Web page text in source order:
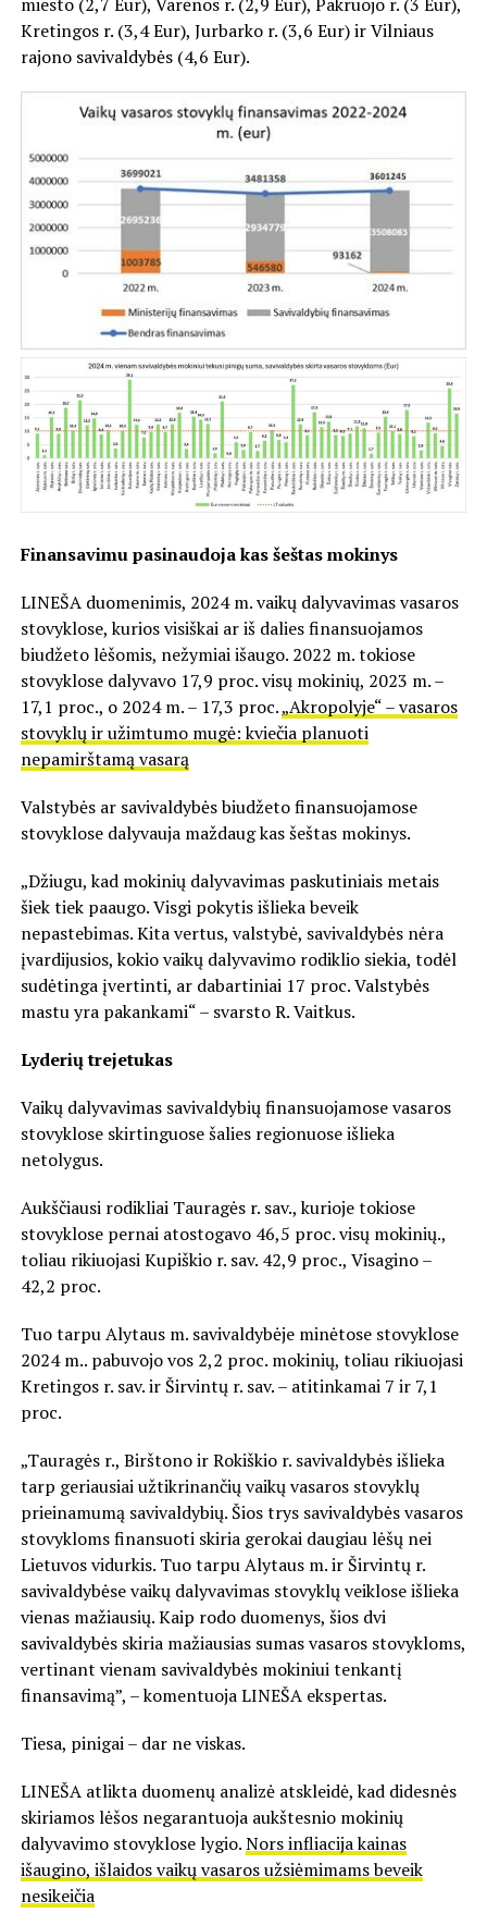
Kretingos r. (3,4 Eur), Jurbarko r. (3,6 Eur) ir Vilniaus
rajono savivaldybės (4,6 Eur).
Finansavimu pasinaudoja kas šeštas mokinys
LINEŠA duomenimis, 2024 m. vaikų dalyvavimas vasaros
stovyklose, kurios visiškai ar iš dalies finansuojamos
biudžeto lėšomis, nežymiai išaugo. 2022 m. tokiose
stovyklose dalyvavo 17,9 proc. visų mokinių, 2023 m. –
17,1 proc., o 2024 m. – 17,3 proc.„Akropolyje“ – vasaros
stovyklų ir užimtumo mugė: kviečia planuoti
nepamirštamą vasarą
Valstybės ar savivaldybės biudžeto finansuojamose
stovyklose dalyvauja maždaug kas šeštas mokinys.
„Džiugu, kad mokinių dalyvavimas paskutiniais metais
šiek tiek paaugo. Visgi pokytis išlieka beveik
nepastebimas. Kita vertus, valstybė, savivaldybės nėra
įvardijusios, kokio vaikų dalyvavimo rodiklio siekia, todėl
sudėtinga įvertinti, ar dabartiniai 17 proc. Valstybės
mastu yra pakankami“ – svarsto R. Vaitkus.
Lyderių trejetukas
Vaikų dalyvavimas savivaldybių finansuojamose vasaros
stovyklose skirtinguose šalies regionuose išlieka
netolygus.
Aukščiausi rodikliai Tauragės r. sav., kurioje tokiose
stovyklose pernai atostogavo 46,5 proc. visų mokinių.,
toliau rikiuojasi Kupiškio r. sav. 42,9 proc., Visagino –
42,2 proc.
Tuo tarpu Alytaus m. savivaldybėje minėtose stovyklose
2024 m.. pabuvojo vos 2,2 proc. mokinių, toliau rikiuojasi
Kretingos r. sav. ir Širvintų r. sav. – atitinkamai 7 ir 7,1
proc.
„Tauragės r., Birštono ir Rokiškio r. savivaldybės išlieka
tarp geriausiai užtikrinančių vaikų vasaros stovyklų
prieinamumą savivaldybių. Šios trys savivaldybės vasaros
stovykloms finansuoti skiria gerokai daugiau lėšų nei
Lietuvos vidurkis. Tuo tarpu Alytaus m. ir Širvintų r.
savivaldybėse vaikų dalyvavimas stovyklų veiklose išlieka
vienas mažiausių. Kaip rodo duomenys, šios dvi
savivaldybės skiria mažiausias sumas vasaros stovykloms,
vertinant vienam savivaldybės mokiniui tenkantį
finansavimą”, – komentuoja LINEŠA ekspertas.
Tiesa, pinigai – dar ne viskas.
LINEŠA atlikta duomenų analizė atskleidė, kad didesnės
skiriamos lėšos negarantuoja aukštesnio mokinių
dalyvavimo stovyklose lygio.Nors infliacija kainas
išaugino, išlaidos vaikų vasaros užsiėmimams beveik
nesikeičia